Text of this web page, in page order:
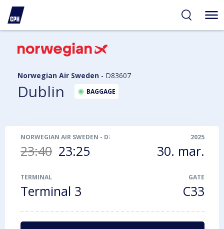
Norwegian Air Sweden - D83607
Dublin BAGGAGE
NORWEGIAN AIR SWEDEN - D83607
23:40 23:25
2025
30. mar.
TERMINAL
Terminal 3
GATE
C33